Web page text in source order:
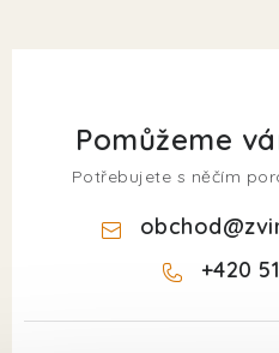
Pomůžeme
Potřebujete s něčím
obchod@
+420